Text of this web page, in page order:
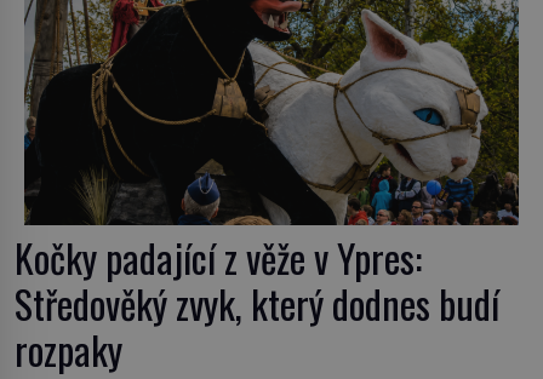
Kočky padající z věže v Ypres:
Středověký zvyk, který dodnes budí
rozpaky